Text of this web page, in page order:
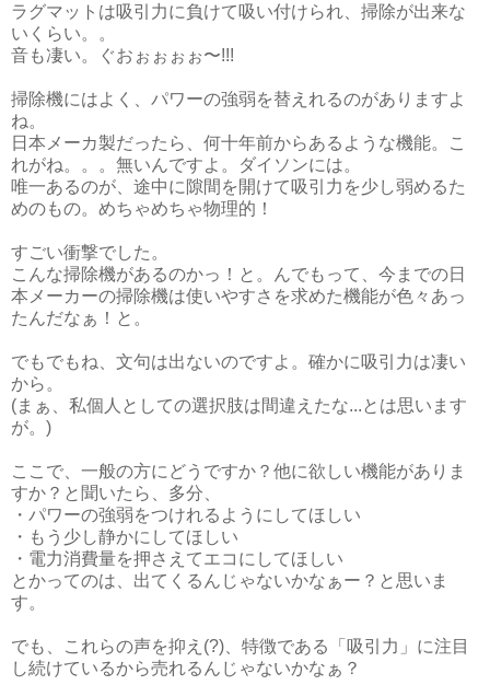
ラグマットは吸引力に負けて吸い付けられ、掃除が出来な
いくらい。。
音も凄い。ぐおぉぉぉぉ〜!!!
掃除機にはよく、パワーの強弱を替えれるのがありますよ
ね。
日本メーカ製だったら、何十年前からあるような機能。こ
れがね。。。無いんですよ。ダイソンには。
唯一あるのが、途中に隙間を開けて吸引力を少し弱めるた
めのもの。めちゃめちゃ物理的！
すごい衝撃でした。
こんな掃除機があるのかっ！と。んでもって、今までの日
本メーカーの掃除機は使いやすさを求めた機能が色々あっ
たんだなぁ！と。
でもでもね、文句は出ないのですよ。確かに吸引力は凄い
から。
(まぁ、私個人としての選択肢は間違えたな...とは思います
が。)
ここで、一般の方にどうですか？他に欲しい機能がありま
すか？と聞いたら、多分、
・パワーの強弱をつけれるようにしてほしい
・もう少し静かにしてほしい
・電力消費量を押さえてエコにしてほしい
とかってのは、出てくるんじゃないかなぁー？と思いま
す。
でも、これらの声を抑え(?)、特徴である「吸引力」に注目
し続けているから売れるんじゃないかなぁ？